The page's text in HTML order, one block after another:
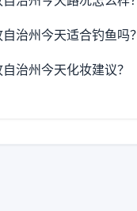
治州今天适合钓鱼吗？
治州今天化妆建议？